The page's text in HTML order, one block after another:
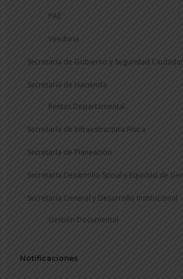
PAE
Veeduría
Secretaría de Gobierno y Seguridad
Secretaría de Hacienda
Rentas Departamental
Secretaría de Infraestructura Física
Secretaría de Planeación
Secretaría Desarrollo Social y Equidad de
Secretaría General y Desarrollo Institucional
Gestión Documental
Notificaciones